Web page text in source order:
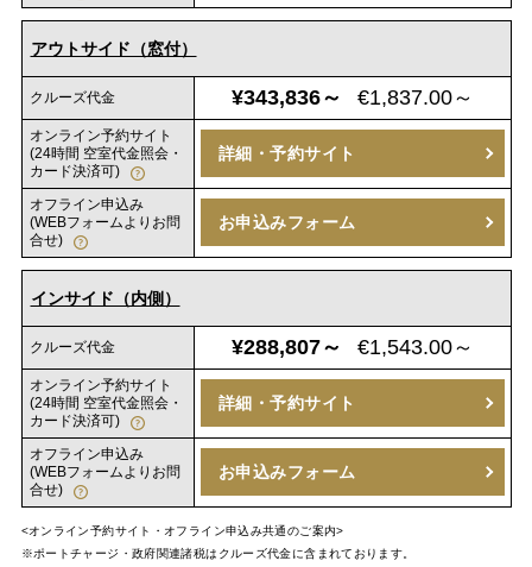
アウトサイド（窓付）
クルーズ代金 ¥343,836～ €1,837.00～
オンライン予約サイト
(24時間 空室代金照会・
カード決済可)
詳細・予約サイト
オフライン申込み
(WEBフォームよりお問
合せ)
お申込みフォーム
インサイド（内側）
クルーズ代金 ¥288,807～ €1,543.00～
オンライン予約サイト
(24時間 空室代金照会・
カード決済可)
詳細・予約サイト
オフライン申込み
(WEBフォームよりお問
合せ)
お申込みフォーム
<オンライン予約サイト・オフライン申込み共通のご案内>
※ポートチャージ・政府関連諸税はクルーズ代金に含まれております。